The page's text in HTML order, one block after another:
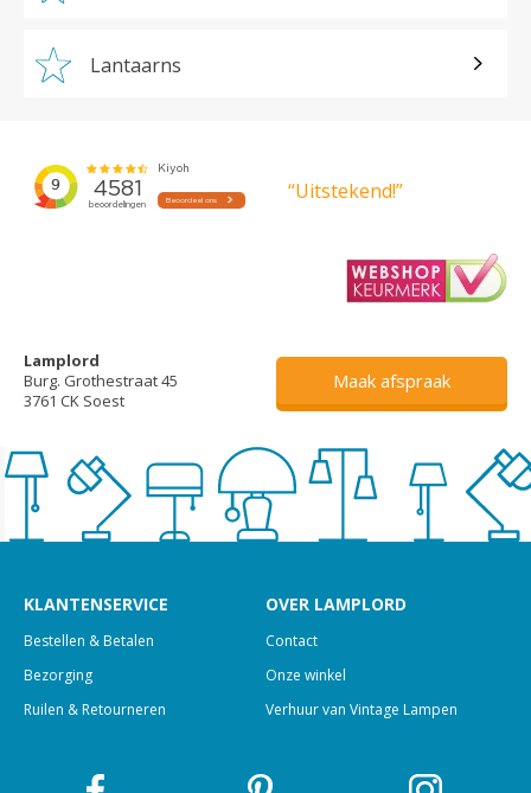
Lantaarns
“Uitstekend!”
Lamplord
Burg. Grothestraat 45
3761 CK Soest
Maak afspraak
KLANTENSERVICE
Bestellen & Betalen
Bezorging
Ruilen & Retourneren
OVER LAMPLORD
Contact
Onze winkel
Verhuur van Vintage Lampen